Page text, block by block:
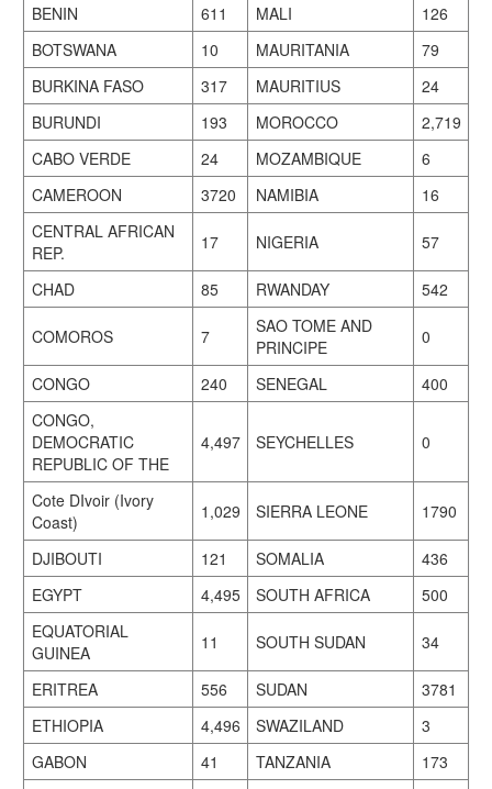
BENIN
611 MALI
126
BOTSWANA
10 MAURITANIA
79
BURKINA FASO
317 MAURITIUS
24
BURUNDI
193 MOROCCO
2,719
CABO VERDE
24 MOZAMBIQUE
6
CAMEROON
3720 NAMIBIA
16
CENTRAL AFRICAN
REP.
17 NIGERIA 57
CHAD 85 RWANDAY 542
COMOROS 7
SAO TOME AND
PRINCIPE
0
CONGO 240 SENEGAL
400
CONGO,
DEMOCRATIC
REPUBLIC OF THE
4,497 SEYCHELLES 0
Cote DIvoir (Ivory
Coast)
1,029 SIERRA LEONE 1790
DJIBOUTI 121 SOMALIA
436
EGYPT
4,495 SOUTH AFRICA
500
EQUATORIAL
GUINEA
11 SOUTH SUDAN 34
ERITREA 556 SUDAN
3781
ETHIOPIA
4,496 SWAZILAND
3
GABON
41 TANZANIA
173